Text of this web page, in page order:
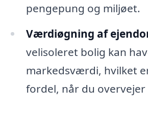
pengepung og miljøet.
Værdiøgning af
velisoleret bolig kan
markedsværdi, hvilket
fordel, når du